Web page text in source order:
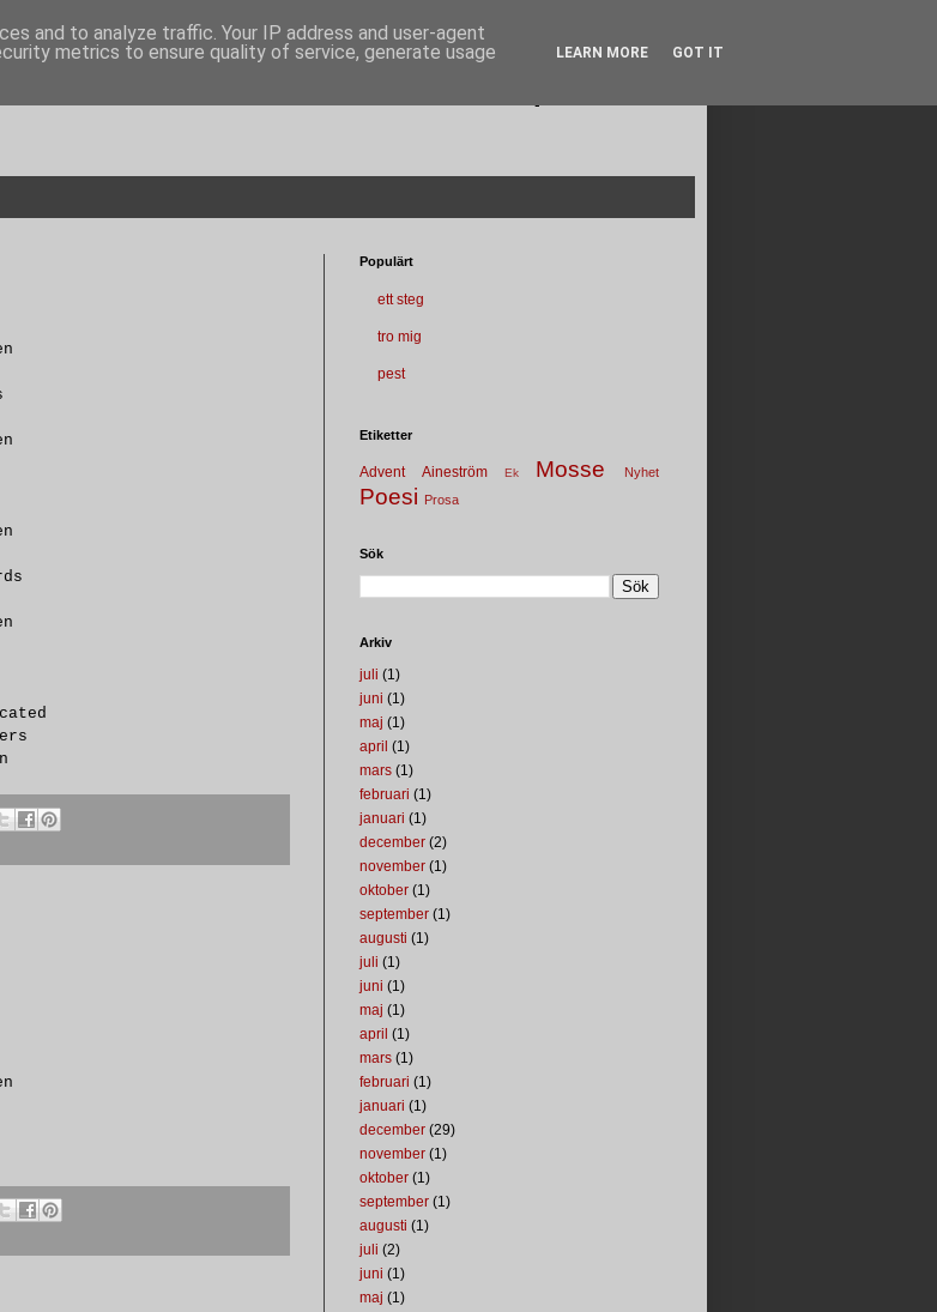
Populärt
ett steg
tro mig
pest
Etiketter
Advent Aineström Ek Mosse Nyhet
Poesi Prosa
Sök
Arkiv
juli (1)
juni (1)
maj (1)
april (1)
mars (1)
februari (1)
januari (1)
december (2)
november (1)
oktober (1)
september (1)
augusti (1)
juli (1)
juni (1)
maj (1)
april (1)
mars (1)
februari (1)
januari (1)
december (29)
november (1)
oktober (1)
september (1)
augusti (1)
juli (2)
juni (1)
maj (1)
and to analyze traffic. Your IP address and user-agent
metrics to ensure quality of service, generate usage
LEARN MORE GOT IT